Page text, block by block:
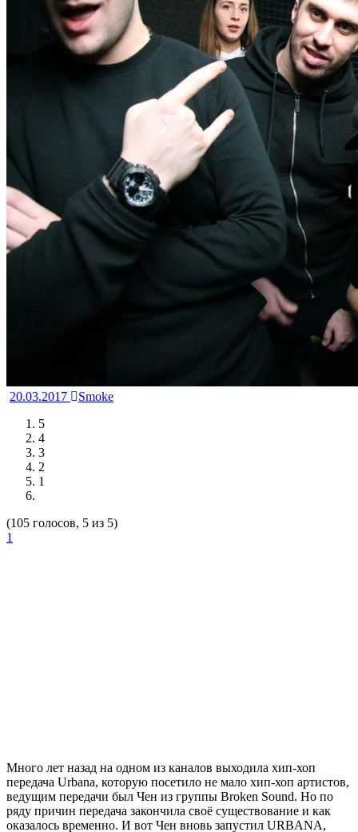
20.03.2017
Smoke
5
4
3
2
1
(105 голосов, 5 из 5)
1
Много лет назад на одном из каналов выходила хип-хоп
передача Urbana, которую посетило не мало хип-хоп артистов,
ведущим передачи был Чен из группы Broken Sound. Но по
ряду причин передача закончила своё существование и как
оказалось временно. И вот Чен вновь запустил URBANA,